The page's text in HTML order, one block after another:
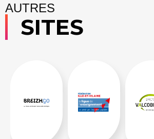
AUTRES
SITES